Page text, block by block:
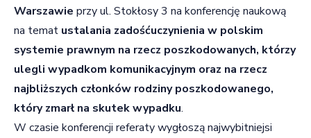
Warszawie przy ul. Stokłosy 3 na konferencję naukową
na temat ustalania zadośćuczynienia w polskim
systemie prawnym na rzecz poszkodowanych, którzy
ulegli wypadkom komunikacyjnym oraz na rzecz
najbliższych członków rodziny poszkodowanego,
który zmarł na skutek wypadku.
W czasie konferencji referaty wygłoszą najwybitniejsi